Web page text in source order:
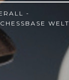
-
WELT